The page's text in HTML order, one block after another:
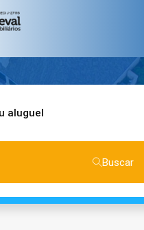
aluguel
Buscar